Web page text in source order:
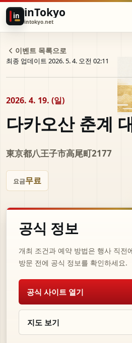
in inTokyo
intokyo.net
이벤트 목록으로
최종 업데이트 2026. 5. 4. 오전 02:11
2026. 4. 19. (일)
다카오산 춘계
東京都八王子市高尾町2177
요금무료
공식 정보
개최 조건과 예약 방법은 행사 직전
방문 전에 공식 정보를 확인하세요.
공식 사이트 열기
지도 보기